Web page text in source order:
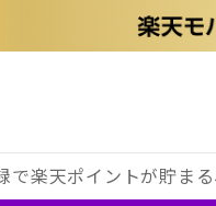
で楽天ポイントが貯まる